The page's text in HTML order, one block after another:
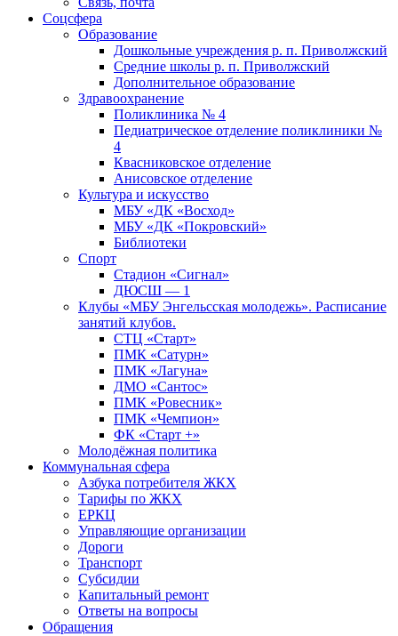
Соцсфера
Образование
Дошкольные учреждения р. п. Приволжский
Средние школы р. п. Приволжский
Дополнительное образование
Здравоохранение
Поликлиника № 4
Педиатрическое отделение поликлиники №
4
Квасниковское отделение
Анисовское отделение
Культура и искусство
МБУ «ДК «Восход»
МБУ «ДК «Покровский»
Библиотеки
Спорт
Стадион «Сигнал»
ДЮСШ — 1
Клубы «МБУ Энгельсская молодежь». Расписание
занятий клубов.
СТЦ «Старт»
ПМК «Сатурн»
ПМК «Лагуна»
ДМО «Сантос»
ПМК «Ровесник»
ПМК «Чемпион»
ФК «Старт +»
Молодёжная политика
Коммунальная сфера
Азбука потребителя ЖКХ
Тарифы по ЖКХ
ЕРКЦ
Управляющие организации
Дороги
Транспорт
Субсидии
Капитальный ремонт
Ответы на вопросы
Обращения